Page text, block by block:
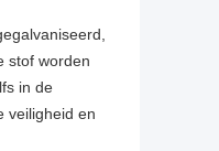
stof worden
in de
veiligheid en